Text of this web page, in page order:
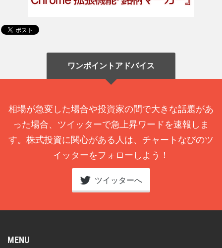
ワンポイントアドバイス
相場が急変した場合や投資家の間で大きな話題があ
った場合、ツイッターで急上昇ワードを速報しま
す。株式投資に関心がある人は、チャートなびのツ
イッターをフォローしよう！
ツイッターへ
MENU